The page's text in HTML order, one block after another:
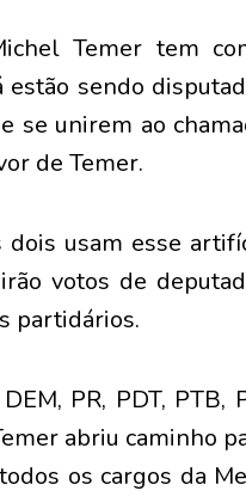
Temer tem
estão sendo
se unirem ao
de Temer.
dois usam esse
votos de
partidários.
PR, PDT, PTB,
abriu caminho
os cargos da